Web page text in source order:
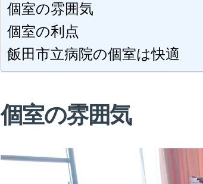
個室の雰囲気
個室の利点
飯田市立病院の個室は快適
個室の雰囲気